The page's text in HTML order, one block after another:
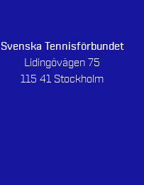
Svenska Tennisförbundet
Lidingövägen 75
115 41 Stockholm